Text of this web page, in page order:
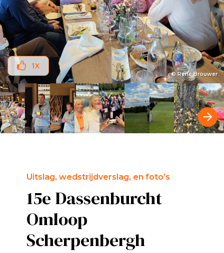
© René Brouwer
1X
Uitslag, wedstrijdverslag, en foto’s
15e Dassenburcht
Omloop
Scherpenbergh